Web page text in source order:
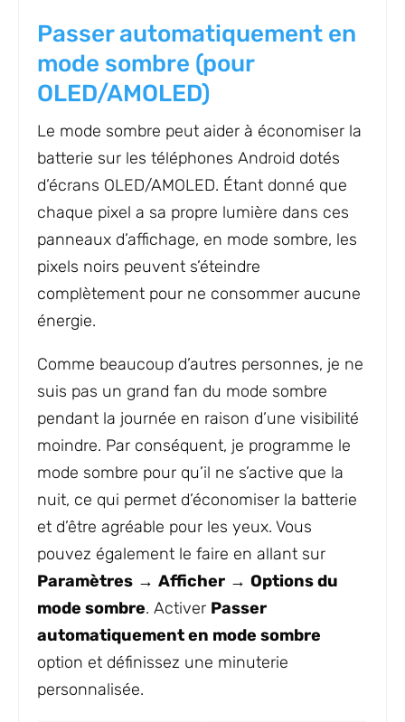
Passer automatiquement en
mode sombre (pour
OLED/AMOLED)
Le mode sombre peut aider à économiser la
batterie sur les téléphones Android dotés
d’écrans OLED/AMOLED. Étant donné que
chaque pixel a sa propre lumière dans ces
panneaux d’affichage, en mode sombre, les
pixels noirs peuvent s’éteindre
complètement pour ne consommer aucune
énergie.
Comme beaucoup d’autres personnes, je ne
suis pas un grand fan du mode sombre
pendant la journée en raison d’une visibilité
moindre. Par conséquent, je programme le
mode sombre pour qu’il ne s’active que la
nuit, ce qui permet d’économiser la batterie
et d’être agréable pour les yeux. Vous
pouvez également le faire en allant sur
Paramètres → Afficher → Options du
mode sombre. Activer Passer
automatiquement en mode sombre
option et définissez une minuterie
personnalisée.